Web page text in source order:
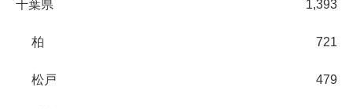
千葉県 1,393
柏 721
松戸 479